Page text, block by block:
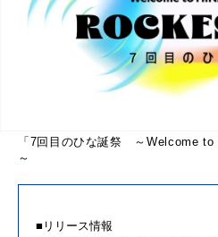
「7回目のひな誕祭 ～Welcome
～
■リリース情報